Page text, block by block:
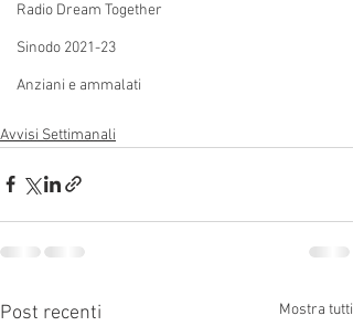
Radio Dream Together
Sinodo 2021-23
Anziani e ammalati
Avvisi Settimanali
Post recenti Mostra tutti